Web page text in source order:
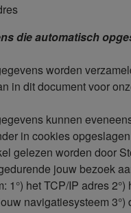
die automatisch
worden
in dit document voor
kunnen
in cookies
gelezen worden door
jouw bezoek
1°) het TCP/IP adres 2°)
navigatiesysteem 3°)